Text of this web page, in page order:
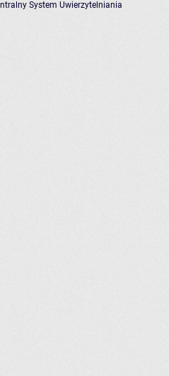
System Uwierzytelniania